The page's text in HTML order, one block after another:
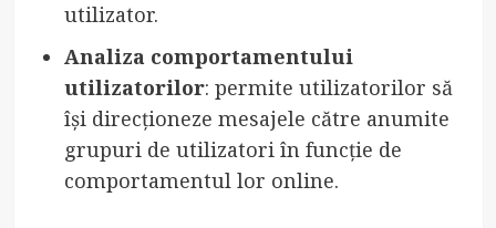
utilizator.
Analiza comportamentului
utilizatorilor: permite utilizatorilor să
își direcționeze mesajele către anumite
grupuri de utilizatori în funcție de
comportamentul lor online.